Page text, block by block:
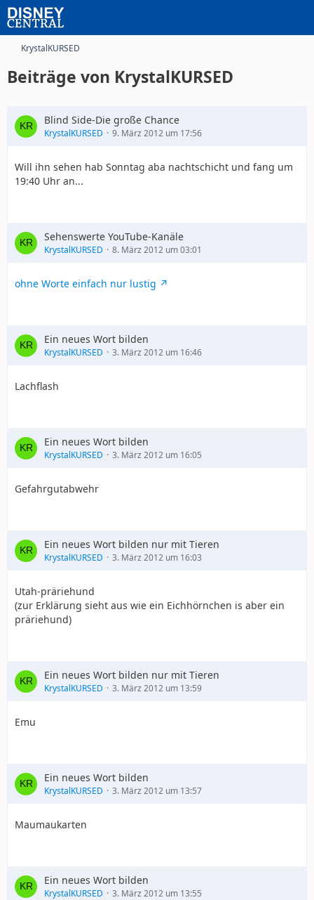
KrystalKURSED
Beiträge von KrystalKURSED
Blind Side-Die große Chance
KrystalKURSED 9. März 2012 um 17:56
Will ihn sehen hab Sonntag aba nachtschicht und fang um
19:40 Uhr an...
Sehenswerte YouTube-Kanäle
KrystalKURSED 8. März 2012 um 03:01
ohne Worte einfach nur lustig
Ein neues Wort bilden
KrystalKURSED 3. März 2012 um 16:46
Lachflash
Ein neues Wort bilden
KrystalKURSED 3. März 2012 um 16:05
Gefahrgutabwehr
Ein neues Wort bilden nur mit Tieren
KrystalKURSED 3. März 2012 um 16:03
Utah-präriehund
(zur Erklärung sieht aus wie ein Eichhörnchen is aber ein
präriehund)
Ein neues Wort bilden nur mit Tieren
KrystalKURSED 3. März 2012 um 13:59
Emu
Ein neues Wort bilden
KrystalKURSED 3. März 2012 um 13:57
Maumaukarten
Ein neues Wort bilden
KrystalKURSED 3. März 2012 um 13:55